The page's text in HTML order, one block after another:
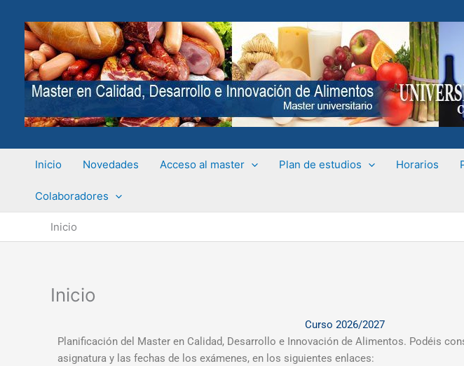
contenido
Inicio Novedades Acceso al master Plan de estudios Horarios
Colaboradores
Inicio
Inicio
Curso 2026/2027
Planificación del Master en Calidad, Desarrollo e Innovación de Alimentos. Podéis
asignatura y las fechas de los exámenes, en los siguientes enlaces: